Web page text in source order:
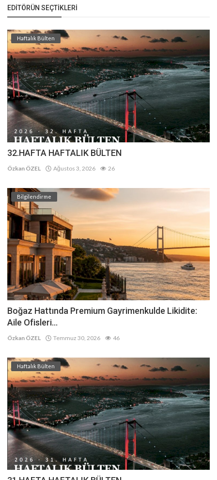
EDITÖRÜN SEÇTIKLERI
Haftalık Bülten
32.HAFTA HAFTALIK BÜLTEN
Özkan ÖZEL Ağustos 3, 2026 26
Bilgilendirme
Boğaz Hattında Premium Gayrimenkulde Likidite:
Aile Ofisleri...
Özkan ÖZEL Temmuz 30, 2026 46
Haftalık Bülten